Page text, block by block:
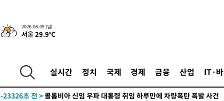
2026.08.09 (일)
서울 29.9℃
실시간 정치 국제 경제 금융 산업 IT·
-9274초 전 >
“美 이란전 무기 소진…북한과 분쟁시 주한 미군 취약해질 수 있
-23855초 전 >
차'
-23326초 전 >콜롬비아 신임 우파 대통령 취임 하루만에 차량폭탄 폭발 사건